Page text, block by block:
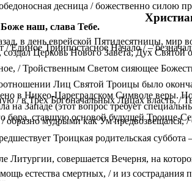
в день еврейской Пятидесятницы, мир
Церковь Нового Завета; Дух Святой
Лиц Святой Троицы было
в Никео-Цареградском Символе веры.
на Западе (этот вопрос требует
бора, ставшую основой будущей Троице-
Троицкая родительская
Литургии, совершается Вечерня, на
десница / божественно силою
наш, слава Тебе.
Единое Триипостасное Начало / –
/ Тройственным Светом сияющее
/ в Трех Богоначальных Лицах власть, /
мудрыми как Ум предвозвещался,
естества смертных, / и из